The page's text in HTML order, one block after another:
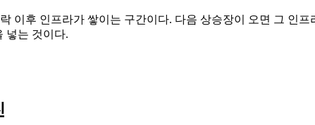
이후 인프라가 쌓이는 구간이다. 다음 상승장이 오면 그 인
넣는 것이다.